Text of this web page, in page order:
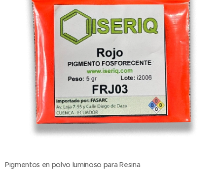
Pigmentos en polvo luminoso para Resina